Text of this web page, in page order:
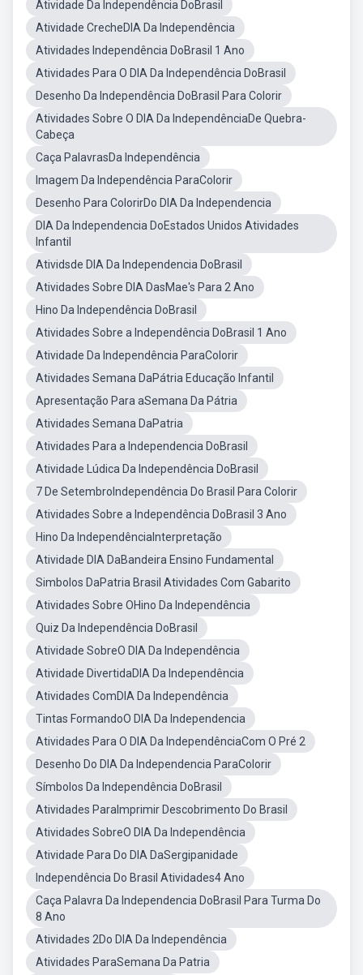
Atividade Da Independência DoBrasil
Atividade CrecheDIA Da Independência
Atividades Independência DoBrasil 1 Ano
Atividades Para O DIA Da Independência DoBrasil
Desenho Da Independência DoBrasil Para Colorir
Atividades Sobre O DIA Da IndependênciaDe Quebra-
Cabeça
Caça PalavrasDa Independência
Imagem Da Independência ParaColorir
Desenho Para ColorirDo DIA Da Independencia
DIA Da Independencia DoEstados Unidos Atividades
Infantil
Atividsde DIA Da Independencia DoBrasil
Atividades Sobre DIA DasMae's Para 2 Ano
Hino Da Independência DoBrasil
Atividades Sobre a Independência DoBrasil 1 Ano
Atividade Da Independência ParaColorir
Atividades Semana DaPátria Educação Infantil
Apresentação Para aSemana Da Pátria
Atividades Semana DaPatria
Atividades Para a Independencia DoBrasil
Atividade Lúdica Da Independência DoBrasil
7 De SetembroIndependência Do Brasil Para Colorir
Atividades Sobre a Independência DoBrasil 3 Ano
Hino Da IndependênciaInterpretação
Atividade DIA DaBandeira Ensino Fundamental
Simbolos DaPatria Brasil Atividades Com Gabarito
Atividades Sobre OHino Da Independência
Quiz Da Independência DoBrasil
Atividade SobreO DIA Da Independência
Atividade DivertidaDIA Da Independência
Atividades ComDIA Da Independência
Tintas FormandoO DIA Da Independencia
Atividades Para O DIA Da IndependênciaCom O Pré 2
Desenho Do DIA Da Independencia ParaColorir
Símbolos Da Independência DoBrasil
Atividades ParaImprimir Descobrimento Do Brasil
Atividades SobreO DIA Da Independência
Atividade Para Do DIA DaSergipanidade
Independência Do Brasil Atividades4 Ano
Caça Palavra Da Independencia DoBrasil Para Turma Do
8 Ano
Atividades 2Do DIA Da Independência
Atividades ParaSemana Da Patria